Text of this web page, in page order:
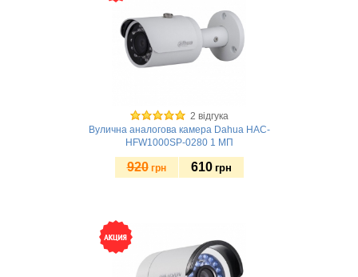
2 відгука
Вулична аналогова камера Dahua HAC-
HFW1000SP-0280 1 МП
920 грн 610 грн